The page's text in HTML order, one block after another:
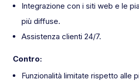
Integrazione con i siti web e le
più diffuse.
Assistenza clienti 24/7.
Contro:
Funzionalità limitate rispetto alle